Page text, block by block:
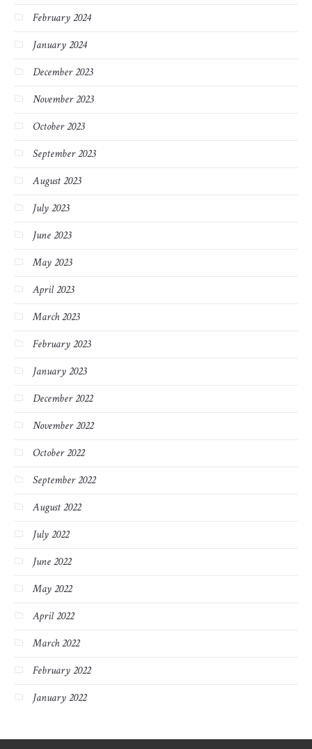
February 2024
January 2024
December 2023
November 2023
October 2023
September 2023
August 2023
July 2023
June 2023
May 2023
April 2023
March 2023
February 2023
January 2023
December 2022
November 2022
October 2022
September 2022
August 2022
July 2022
June 2022
May 2022
April 2022
March 2022
February 2022
January 2022